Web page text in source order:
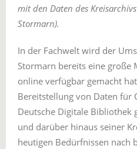
mit den Daten des
Stormarn).
In der Fachwelt wird der
Stormarn bereits eine große
online verfügbar gemacht
Bereitstellung von Daten für
Deutsche Digitale Bibliothek
und darüber hinaus seiner
heutigen Bedürfnissen nach